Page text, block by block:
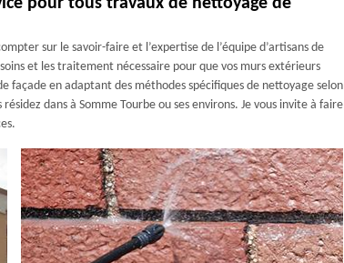
pour tous travaux de nettoyage de
sur le savoir-faire et l’expertise de l’équipe d’artisans de
et les traitement nécessaire pour que vos murs extérieurs
en adaptant des méthodes spécifiques de nettoyage selon
dans à Somme Tourbe ou ses environs. Je vous invite à faire